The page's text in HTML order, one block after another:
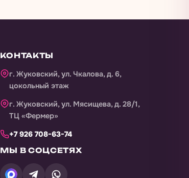
КОНТАКТЫ
г. Жуковский, ул. Чкалова, д. 6,
цокольный этаж
г. Жуковский, ул. Мясищева, д. 28/1,
ТЦ «Фермер»
+7 926 708-63-74
МЫ В СОЦСЕТЯХ